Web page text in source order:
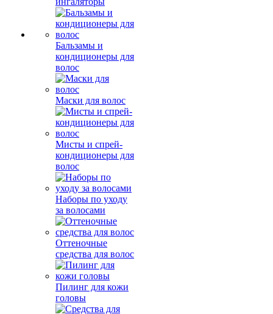
Бальзамы и
кондиционеры для
волос
Маски для волос
Мисты и спрей-
кондиционеры для
волос
Наборы по уходу
за волосами
Оттеночные
средства для волос
Пилинг для кожи
головы